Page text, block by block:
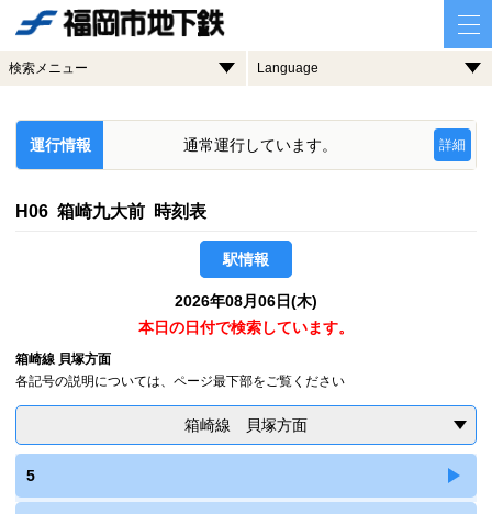
検索メニュー Language
運行情報 通常運行しています。 詳細
H06 箱崎九大前 時刻表
駅情報
2026年08月06日(木)
本日の日付で検索しています。
箱崎線 貝塚方面
各記号の説明については、ページ最下部をご覧ください
箱崎線 貝塚方面
5